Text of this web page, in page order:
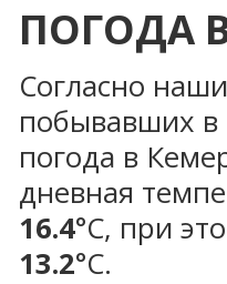
ПОГОДА
Согласно
побывавших в
погода в
дневная
16.4°С, при
13.2°С.